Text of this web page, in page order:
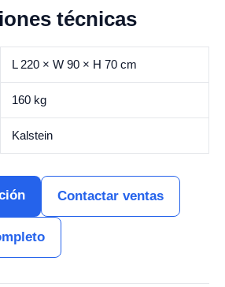
técnicas
L 220 × W 90 × H 70 cm
160 kg
Kalstein
Contactar ventas